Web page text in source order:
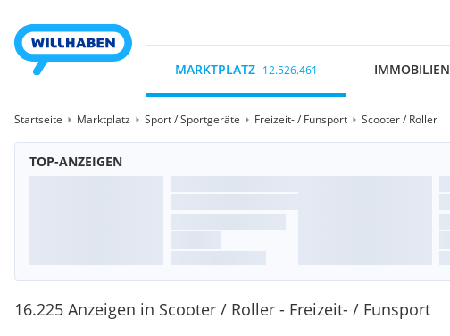
MARKTPLATZ 12.526.461 IMMOBILIEN
Startseite Marktplatz Sport / Sportgeräte Freizeit- / Funsport Scooter / Roller
TOP-ANZEIGEN
16.225 Anzeigen in Scooter / Roller - Freizeit- / Funsport